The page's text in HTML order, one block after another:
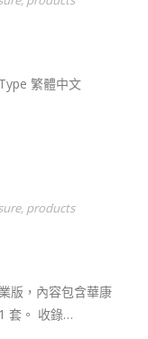
繁體中文
, products
版，內容包含華康
套。 收錄…